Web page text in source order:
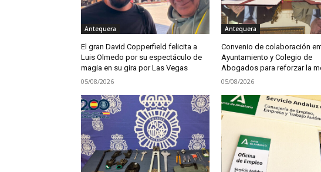
Antequera
El gran David Copperfield felicita a
Luis Olmedo por su espectáculo de
magia en su gira por Las Vegas
05/08/2026
Antequera
Convenio de colaboración
Ayuntamiento y Colegio de
Abogados para reforzar la
05/08/2026